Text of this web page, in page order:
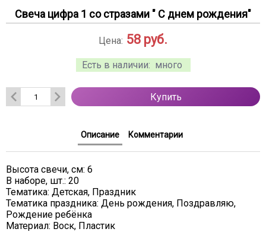
Свеча цифра 1 со стразами " С днем рождения"
Есть в наличии: много
Цена: 58 руб.
Купить
Описание Комментарии
Высота свечи, см: 6
В наборе, шт.: 20
Тематика: Детская, Праздник
Тематика праздника: День рождения, Поздравляю,
Рождение ребёнка
Материал: Воск, Пластик